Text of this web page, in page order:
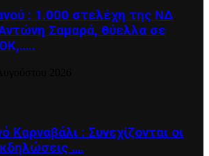
: 1.000 στελέχη της ΝΔ
Σαμαρά, θύελλα σε
Καρναβάλι : Συνεχίζονται οι
….